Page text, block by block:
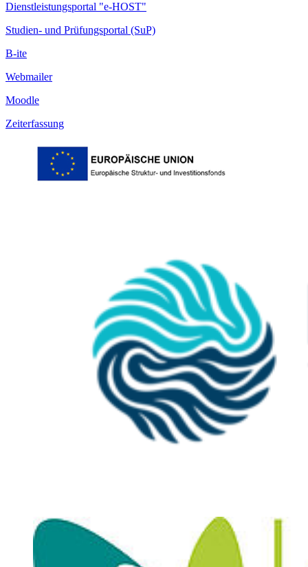
Dienstleistungsportal "e-HOST"
Studien- und Prüfungsportal (SuP)
B-ite
Webmailer
Moodle
Zeiterfassung